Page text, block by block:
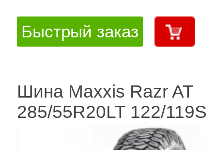
Быстрый заказ
Шина Maxxis Razr AT
285/55R20LT 122/119S